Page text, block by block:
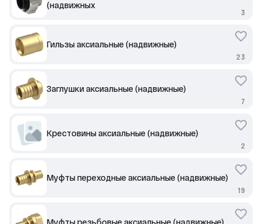
(надвижных
3
Гильзы аксиальные (надвижные)
23
Заглушки аксиальные (надвижные)
7
Крестовины аксиальные (надвижные)
2
Муфты переходные аксиальные (надвижные)
19